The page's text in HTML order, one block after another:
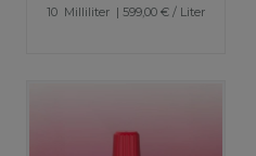
10 Milliliter | 599,00 € / Liter